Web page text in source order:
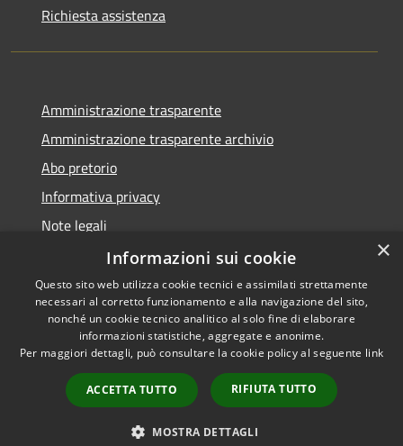
Richiesta assistenza
Amministrazione trasparente
Amministrazione trasparente archivio
Abo pretorio
Informativa privacy
Note legali
Dichiarazione di accessibilità
RSS
Accessibilità
Copyright © 2026 • Comune di
Municipium•
Accesso
redazione
×
Informazioni sui cookie
Questo sito web utilizza cookie tecnici e assimilati strettamente
necessari al corretto funzionamento e alla navigazione del sito,
nonché un cookie tecnico analitico al solo fine di elaborare
informazioni statistiche, aggregate e anonime.
Per maggiori dettagli, può consultare la cookie policy al seguente link
ACCETTA TUTTO RIFIUTA TUTTO
MOSTRA DETTAGLI